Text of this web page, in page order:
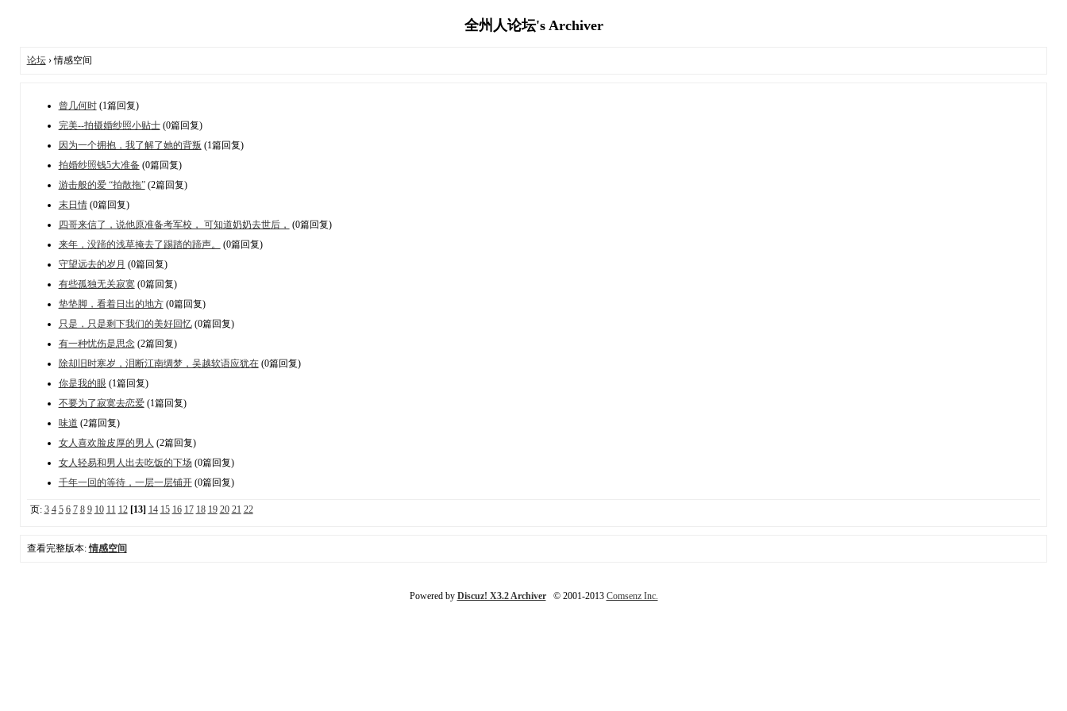
全州人论坛's Archiver
论坛› 情感空间
曾几何时(1篇回复)
完美--拍摄婚纱照小贴士(0篇回复)
因为一个拥抱，我了解了她的背叛 (1篇回复)
拍婚纱照钱5大准备(0篇回复)
游击般的爱 “拍散拖”(2篇回复)
末日情(0篇回复)
四哥来信了，说他原准备考军校， 可知道奶奶去世后， (0篇回复)
来年，没蹄的浅草掩去了踢踏的蹄声。
(0篇回复)
守望远去的岁月 (0篇回复)
有些孤独无关寂寞(0篇回复)
垫垫脚，看着日出的地方(0篇回复)
只是，只是剩下我们的美好回忆(0篇回复)
有一种忧伤是思念(2篇回复)
除却旧时寒岁，泪断江南绸梦，吴越软语应犹在(0篇回复)
你是我的眼 (1篇回复)
不要为了寂寞去恋爱(1篇回复)
味道 (2篇回复)
女人喜欢脸皮厚的男人 (2篇回复)
女人轻易和男人出去吃饭的下场 (0篇回复)
千年一回的等待，一层一层铺开(0篇回复)
页: 3 4 5 6 7 8 9 10 11 12 [13] 14 15 16 17 18 19 20 21 22
查看完整版本:情感空间
Powered by Discuz! X3.2 Archiver© 2001-2013 Comsenz Inc.